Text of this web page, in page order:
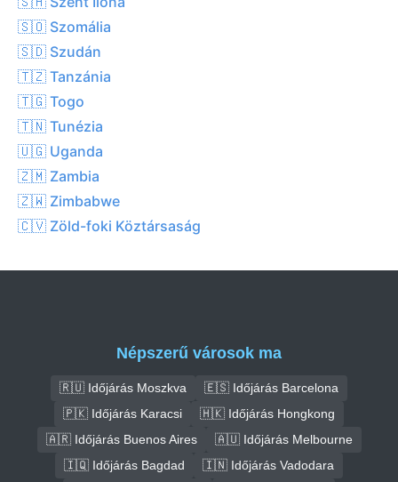
🇸🇴 Szomália
🇸🇩 Szudán
🇹🇿 Tanzánia
🇹🇬 Togo
🇹🇳 Tunézia
🇺🇬 Uganda
🇿🇲 Zambia
🇿🇼 Zimbabwe
🇨🇻 Zöld-foki Köztársaság
Népszerű városok ma
🇷🇺 Időjárás Moszkva
🇪🇸 Időjárás Barcelona
🇵🇰 Időjárás Karacsi
🇭🇰 Időjárás Hongkong
🇦🇷 Időjárás Buenos Aires
🇦🇺 Időjárás Melbourne
🇮🇶 Időjárás Bagdad
🇮🇳 Időjárás Vadodara